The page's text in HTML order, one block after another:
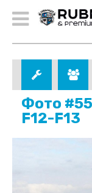
Фото
F12-F13